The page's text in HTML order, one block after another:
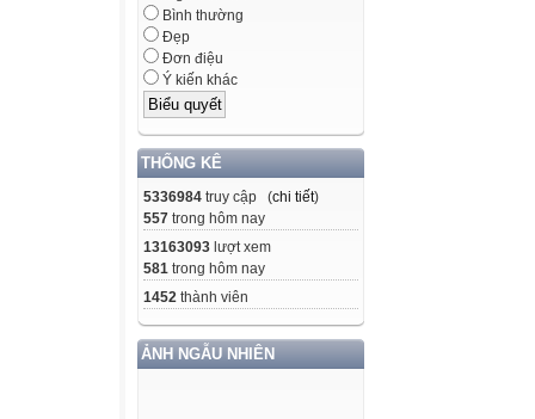
Bình thường
Đẹp
Đơn điệu
Ý kiến khác
THỐNG KÊ
5336984 truy cập (chi tiết)
557 trong hôm nay
13163093 lượt xem
581 trong hôm nay
1452 thành viên
ẢNH NGẪU NHIÊN